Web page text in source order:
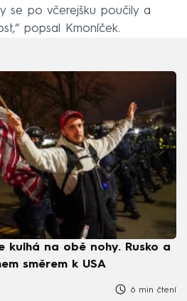
se po včerejšku poučily a
popsal Kmoníček.
kulhá na obě nohy. Rusko a
směrem k USA
6 min čtení